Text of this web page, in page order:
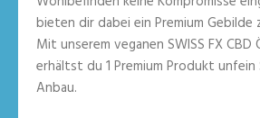
bieten dir dabei ein Premium Gebilde
Mit unserem veganen SWISS FX CBD
erhältst du 1 Premium Produkt unfein
Anbau.